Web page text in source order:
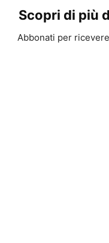
Scopri di più
Abbonati per